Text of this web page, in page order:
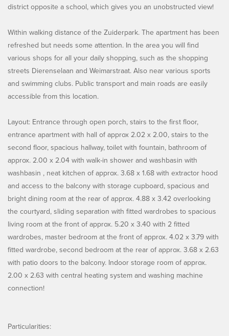
district opposite a school, which gives you an unobstructed view!
Within walking distance of the Zuiderpark. The apartment has been
refreshed but needs some attention. In the area you will find
various shops for all your daily shopping, such as the shopping
streets Dierenselaan and Weimarstraat. Also near various sports
and swimming clubs. Public transport and main roads are easily
accessible from this location.
Layout: Entrance through open porch, stairs to the first floor,
entrance apartment with hall of approx 2.02 x 2.00, stairs to the
second floor, spacious hallway, toilet with fountain, bathroom of
approx. 2.00 x 2.04 with walk-in shower and washbasin with
washbasin , neat kitchen of approx. 3.68 x 1.68 with extractor hood
and access to the balcony with storage cupboard, spacious and
bright dining room at the rear of approx. 4.88 x 3.42 overlooking
the courtyard, sliding separation with fitted wardrobes to spacious
living room at the front of approx. 5.20 x 3.40 with 2 fitted
wardrobes, master bedroom at the front of approx. 4.02 x 3.79 with
fitted wardrobe, second bedroom at the rear of approx. 3.68 x 2.63
with patio doors to the balcony. Indoor storage room of approx.
2.00 x 2.63 with central heating system and washing machine
connection!
Particularities: